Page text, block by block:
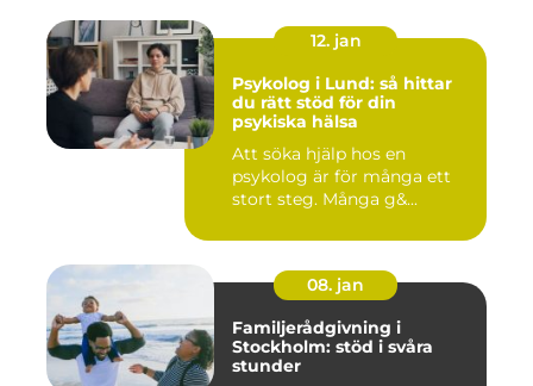
12. jan
Psykolog i Lund: så hittar
du rätt stöd för din
psykiska hälsa
Att söka hjälp hos en
psykolog är för många ett
stort steg. Många g&...
08. jan
Familjerådgivning i
Stockholm: stöd i svåra
stunder